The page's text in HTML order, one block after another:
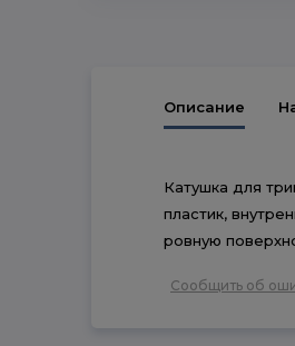
Описание
Катушка для
пластик,
ровную
Сообщить об